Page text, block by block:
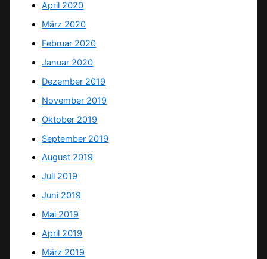
April 2020
März 2020
Februar 2020
Januar 2020
Dezember 2019
November 2019
Oktober 2019
September 2019
August 2019
Juli 2019
Juni 2019
Mai 2019
April 2019
März 2019